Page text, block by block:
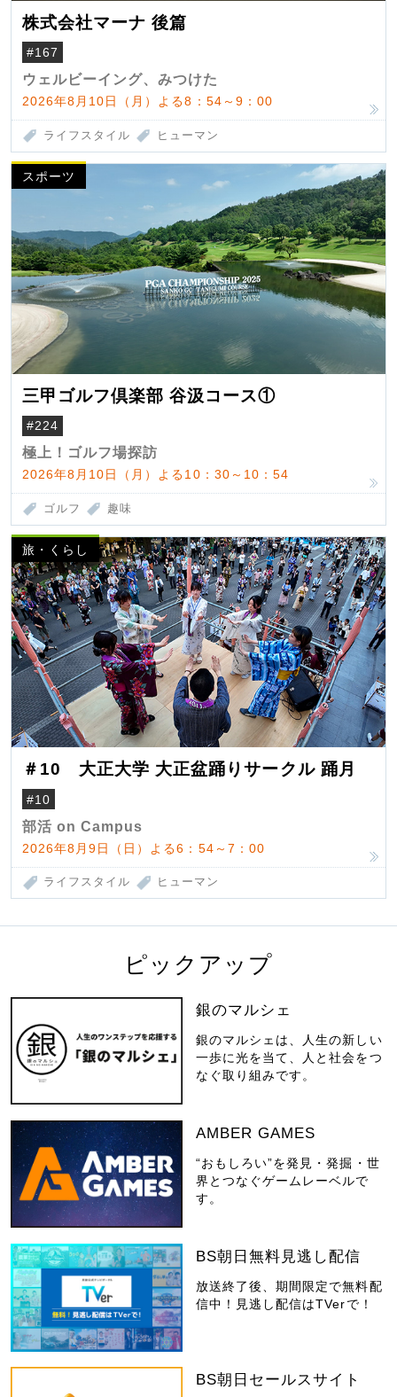
株式会社マーナ 後篇
#167
ウェルビーイング、みつけた
2026年8月10日（月）よる8：54～9：00
ライフスタイル ヒューマン
スポーツ
三甲ゴルフ倶楽部 谷汲コース①
#224
極上！ゴルフ場探訪
2026年8月10日（月）よる10：30～10：54
ゴルフ 趣味
旅・くらし
＃10 大正大学 大正盆踊りサークル 踊月
#10
部活 on Campus
2026年8月9日（日）よる6：54～7：00
ライフスタイル ヒューマン
ピックアップ
銀のマルシェ
銀のマルシェは、人生の新しい
一歩に光を当て、人と社会をつ
なぐ取り組みです。
AMBER GAMES
“おもしろい”を発見・発掘・世
界とつなぐゲームレーベルで
す。
BS朝日無料見逃し配信
放送終了後、期間限定で無料配
信中！見逃し配信はTVerで！
BS朝日セールスサイト